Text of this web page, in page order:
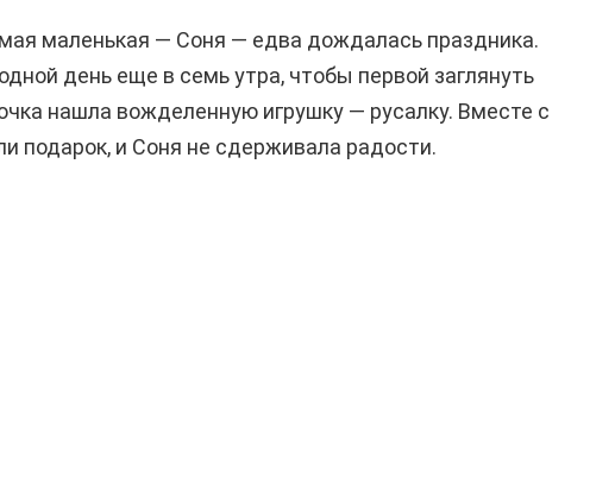
маленькая — Соня — едва дождалась праздника.
день еще в семь утра, чтобы первой заглянуть
нашла вожделенную игрушку — русалку. Вместе с
подарок, и Соня не сдерживала радости.